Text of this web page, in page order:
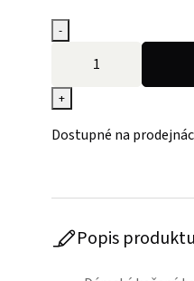
-
+
Dostupné na
Popis produktu